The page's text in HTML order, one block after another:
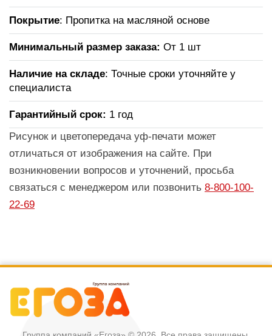
Покрытие: Пропитка на масляной основе
Минимальный размер заказа: От 1 шт
Наличие на складе: Точные сроки уточняйте у
специалиста
Гарантийный срок: 1 год
Рисунок и цветопередача уф-печати может
отличаться от изображения на сайте. При
возникновении вопросов и уточнений, просьба
связаться с менеджером или позвонить 8-800-100-
22-69